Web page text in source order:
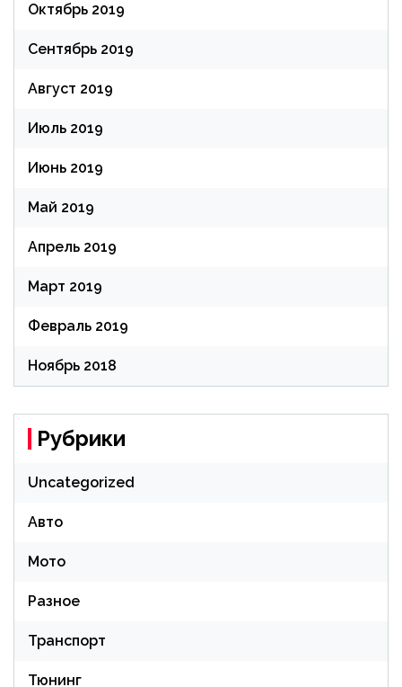
Октябрь 2019
Сентябрь 2019
Август 2019
Июль 2019
Июнь 2019
Май 2019
Апрель 2019
Март 2019
Февраль 2019
Ноябрь 2018
Рубрики
Uncategorized
Авто
Мото
Разное
Транспорт
Тюнинг